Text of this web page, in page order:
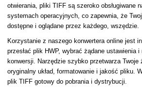
otwierania, pliki TIFF są szeroko obsługiwane
systemach operacyjnych, co zapewnia, że
dostępne i oglądane przez każdego, wszędzie.
Korzystanie z naszego konwertera online jest
przesłać plik HWP, wybrać żądane ustawienia
konwersji. Narzędzie szybko przetwarza Twoje
oryginalny układ, formatowanie i jakość pliku.
plik TIFF gotowy do pobrania i dystrybucji.